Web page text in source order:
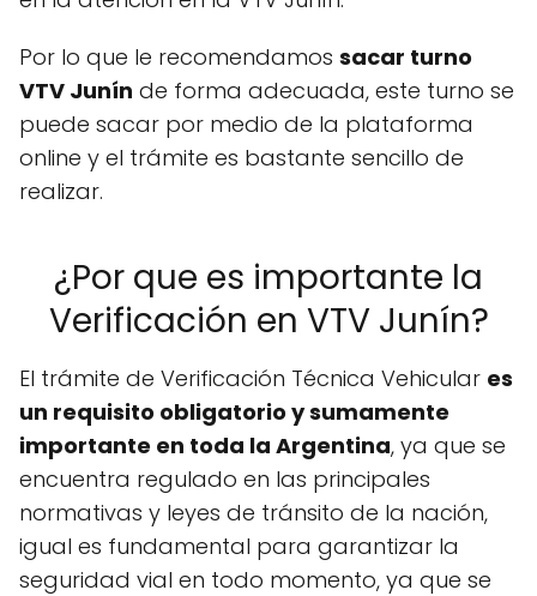
Por lo que le recomendamos sacar turno
VTV Junín de forma adecuada, este turno se
puede sacar por medio de la plataforma
online y el trámite es bastante sencillo de
realizar.
¿Por que es importante la
Verificación en VTV Junín?
El trámite de Verificación Técnica Vehicular es
un requisito obligatorio y sumamente
importante en toda la Argentina, ya que se
encuentra regulado en las principales
normativas y leyes de tránsito de la nación,
igual es fundamental para garantizar la
seguridad vial en todo momento, ya que se